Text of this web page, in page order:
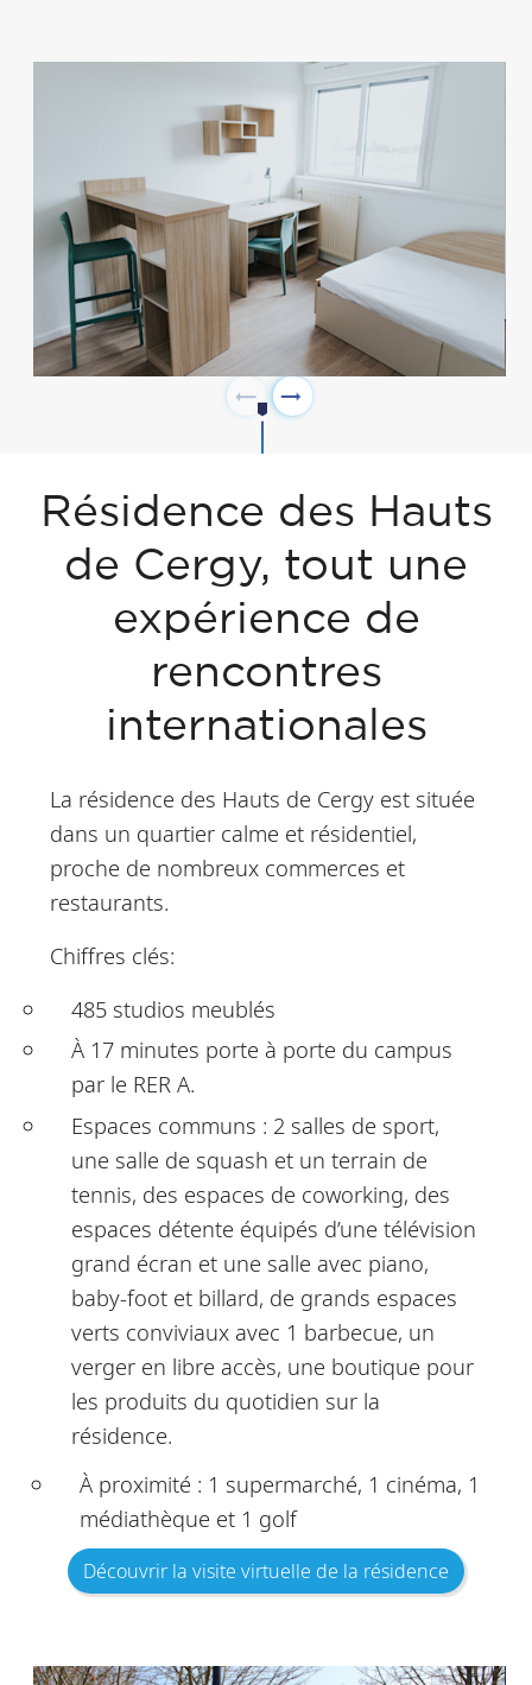
Résidence des Hauts
de Cergy, tout une
expérience de
rencontres
internationales
La résidence des Hauts de Cergy est située
dans un quartier calme et résidentiel,
proche de nombreux commerces et
restaurants.
Chiffres clés:
485 studios meublés
À 17 minutes porte à porte du campus
par le RER A.
Espaces communs : 2 salles de sport,
une salle de squash et un terrain de
tennis, des espaces de coworking, des
espaces détente équipés d’une télévision
grand écran et une salle avec piano,
baby-foot et billard, de grands espaces
verts conviviaux avec 1 barbecue, un
verger en libre accès, une boutique pour
les produits du quotidien sur la
résidence.
À proximité : 1 supermarché, 1 cinéma, 1
médiathèque et 1 golf
Découvrir la visite virtuelle de la résidence